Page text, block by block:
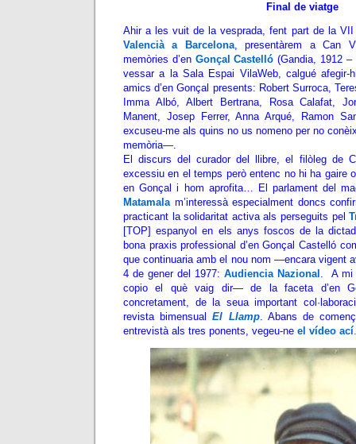
Final de viatge
Ahir a les vuit de la vesprada, fent part de la
Valencià a Barcelona, presentàrem a Can
memòries d’en Gonçal Castelló (Gandia, 1912
vessar a la Sala Espai VilaWeb, calgué
amics d’en Gonçal presents: Robert Surroca,
Imma Albó, Albert Bertrana, Rosa Calafat,
Manent, Josep Ferrer,Anna Arqué,
Ramon
excuseu-me als quins no us nomeno per no
memòria—.
El discurs del curador del llibre, el filòleg de
excessiu en el temps però entenc no hi ha gaire
en Gonçal i hom aprofita… El parlament del
Matamalam’interessà especialment doncs
practicant la solidaritat activa als perseguits pel
[TOP] espanyol en els anys foscos de la
bona praxis professional d’en Gonçal Castelló
que continuaria amb el nou nom —encara vigent
4 de gener del 1977:Audiencia Nazional . A mi
copio el què vaig dir— de la faceta d’en
concretament, de la seua important
revista bimensualEl Llamp. Abans de
entrevistà als tres ponents, vegeu-ne el vídeo ací.